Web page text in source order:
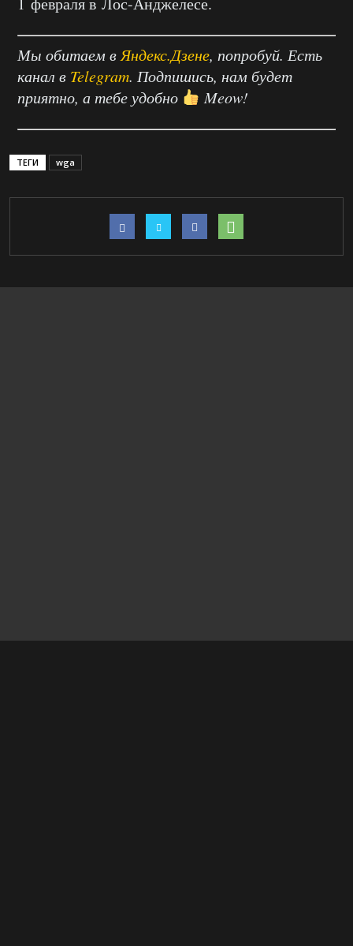
Мы обитаем в Яндекс.Дзене, попробуй. Есть
канал в Telegram. Подпишись, нам будет
приятно, а тебе удобно
Meow!
ТЕГИ wga